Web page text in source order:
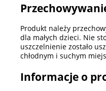
Produkt należy
dla małych dzieci. Nie
uszczelnienie zostało
chłodnym i suchym
Informacje o